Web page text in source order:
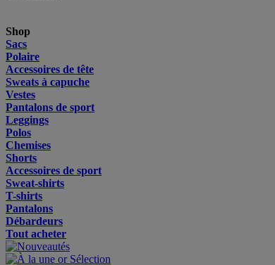
Shop
Sacs
Polaire
Accessoires de tête
Sweats à capuche
Vestes
Pantalons de sport
Leggings
Polos
Chemises
Shorts
Accessoires de sport
Sweat-shirts
T-shirts
Pantalons
Débardeurs
Tout acheter